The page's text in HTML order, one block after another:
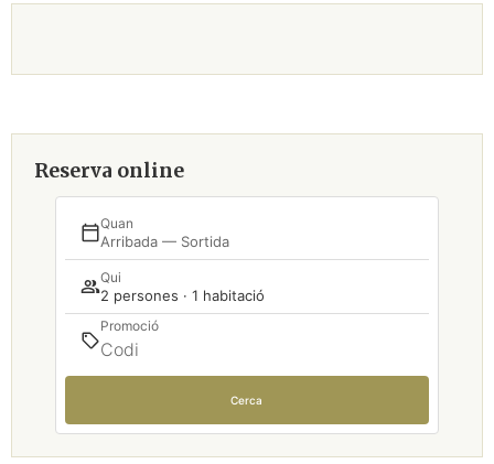
Reserva online
Quan
Arribada — Sortida
Qui
2 persones · 1 habitació
Promoció
Cerca